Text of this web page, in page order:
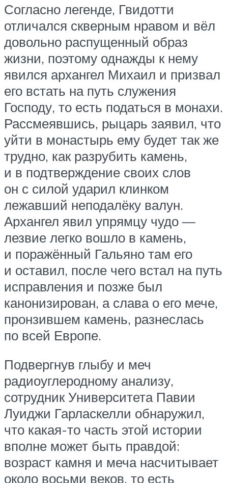
Согласно легенде, Гвидотти
отличался скверным нравом и вёл
довольно распущенный образ
жизни, поэтому однажды к нему
явился архангел Михаил и призвал
его встать на путь служения
Господу, то есть податься в монахи.
Рассмеявшись, рыцарь заявил, что
уйти в монастырь ему будет так же
трудно, как разрубить камень,
и в подтверждение своих слов
он с силой ударил клинком
лежавший неподалёку валун.
Архангел явил упрямцу чудо —
лезвие легко вошло в камень,
и поражённый Гальяно там его
и оставил, после чего встал на путь
исправления и позже был
канонизирован, а слава о его мече,
пронзившем камень, разнеслась
по всей Европе.
Подвергнув глыбу и меч
радиоуглеродному анализу,
сотрудник Университета Павии
Луиджи Гарласкелли обнаружил,
что какая-то часть этой истории
вполне может быть правдой:
возраст камня и меча насчитывает
около восьми веков, то есть